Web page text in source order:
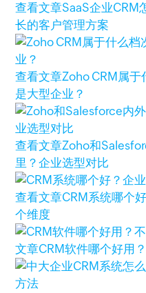
查看文章SaaS企业CRM
长的客户管理方案
查看文章Zoho CRM属于
是大型企业？
查看文章Zoho和
里？企业选型对比
查看文章CRM系统哪个
个维度
文章CRM软件哪个好用